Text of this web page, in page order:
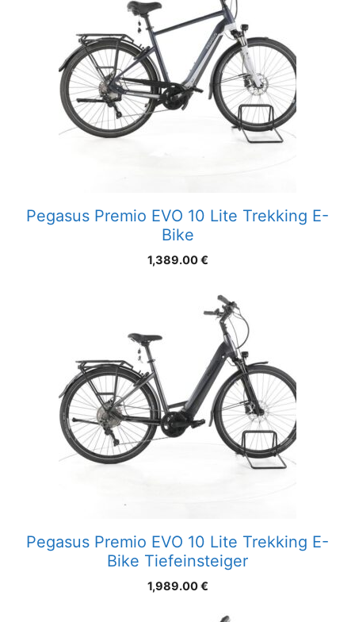
Pegasus Premio EVO 10 Lite Trekking E-
Bike
1,389.00€
Pegasus Premio EVO 10 Lite Trekking E-
Bike Tiefeinsteiger
1,989.00€